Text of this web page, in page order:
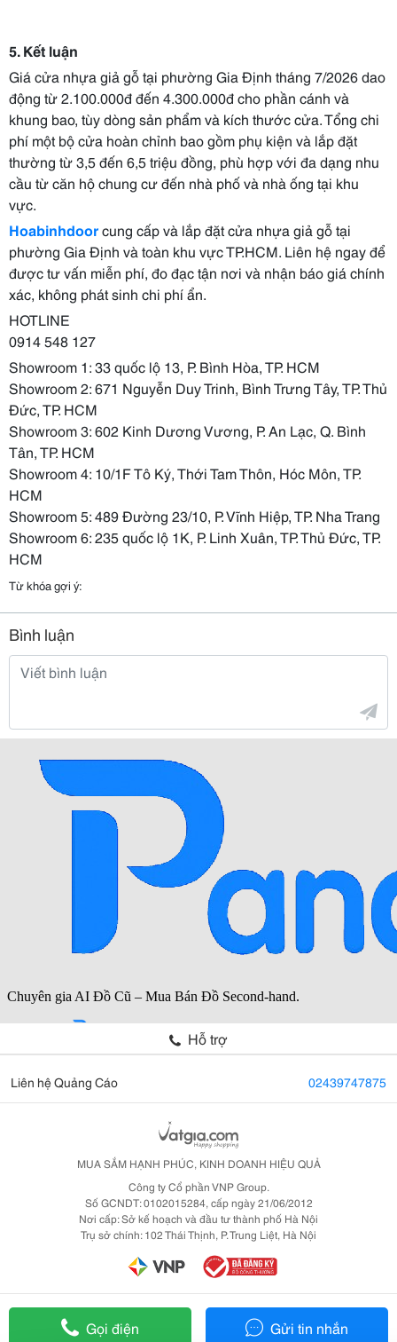
5. Kết luận
Giá cửa nhựa giả gỗ tại phường Gia Định tháng 7/2026 dao
động từ 2.100.000đ đến 4.300.000đ cho phần cánh và
khung bao, tùy dòng sản phẩm và kích thước cửa. Tổng chi
phí một bộ cửa hoàn chỉnh bao gồm phụ kiện và lắp đặt
thường từ 3,5 đến 6,5 triệu đồng, phù hợp với đa dạng nhu
cầu từ căn hộ chung cư đến nhà phố và nhà ống tại khu
vực.
Hoabinhdoorcung cấp và lắp đặt cửa nhựa giả gỗ tại
phường Gia Định và toàn khu vực TP.HCM. Liên hệ ngay để
được tư vấn miễn phí, đo đạc tận nơi và nhận báo giá chính
xác, không phát sinh chi phí ẩn.
HOTLINE
0914 548 127
Showroom 1: 33 quốc lộ 13, P. Bình Hòa, TP. HCM
Showroom 2: 671 Nguyễn Duy Trinh, Bình Trưng Tây, TP. Thủ
Đức, TP. HCM
Showroom 3: 602 Kinh Dương Vương, P. An Lạc, Q. Bình
Tân, TP. HCM
Showroom 4: 10/1F Tô Ký, Thới Tam Thôn, Hóc Môn, TP.
HCM
Showroom 5: 489 Đường 23/10, P. Vĩnh Hiệp, TP. Nha Trang
Showroom 6: 235 quốc lộ 1K, P. Linh Xuân, TP. Thủ Đức, TP.
HCM
Từ khóa gợi ý:
Bình luận
Gọi điện Gửi tin nhắn
Hỗ trợ
Liên hệ Quảng Cáo 02439747875
MUA SẮM HẠNH PHÚC, KINH DOANH HIỆU QUẢ
Công ty Cổ phần VNP Group.
Số GCNDT: 0102015284, cấp ngày 21/06/2012
Nơi cấp: Sở kế hoạch và đầu tư thành phố Hà Nội
Trụ sở chính: 102 Thái Thịnh, P. Trung Liệt, Hà Nội